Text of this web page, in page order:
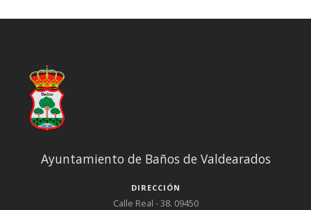
Ayuntamiento de Baños de Valdearados
DIRECCIÓN
Calle Real - 38. 09450